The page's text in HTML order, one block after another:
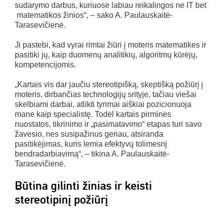
sudarymo darbus, kuriuose labiau reikalingos ne IT bet
matematikos žinios“, – sako A. Paulauskaitė-
Tarasevičienė.
Ji pastebi, kad vyrai rimtai žiūri į moteris matematikes ir
pasitiki jų, kaip duomenų analitikių, algoritmų kūrėjų,
kompetencijomis.
„Kartais vis dar jaučiu stereotipišką, skeptišką požiūrį į
moteris, dirbančias technologijų srityje, tačiau viešai
skelbiami darbai, atlikti tyrimai aiškiai pozicionuoja
mane kaip specialistę. Todėl kartais pirminės
nuostatos, tikrinimo ir „pasimatavimo“ etapas turi savo
žavesio, nes susipažinus geriau, atsiranda
pasitikėjimas, kuris lemia efektyvų tolimesnį
bendradarbiavimą“, – tikina A. Paulauskaitė-
Tarasevičienė.
Būtina gilinti žinias ir keisti
stereotipinį požiūrį